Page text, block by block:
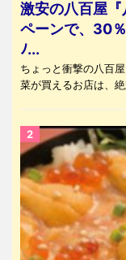
激安の八百屋
ペーンで、30
ﾉ...
ちょっと衝撃の八百
菜が買えるお店は、